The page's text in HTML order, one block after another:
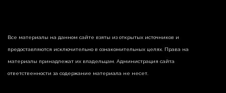
Все материалы на данном сайте взяты из открытых источников и
предоставляются исключительно в ознакомительных целях. Права на
материалы принадлежат их владельцам. Администрация сайта
ответственности за содержание материала не несет.